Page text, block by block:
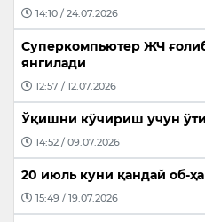
14:10 / 24.07.2026
Суперкомпьютер ЖЧ
янгилади
12:57 / 12.07.2026
Ўқишни кўчириш учун
14:52 / 09.07.2026
20 июль куни қандай об-
15:49 / 19.07.2026